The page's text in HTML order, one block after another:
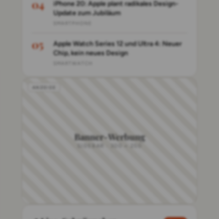
iPhone 20: Apple plant radikales Design-
Update zum Jubiläum
Apple Watch Series 12 und Ultra 4: Neuer
Chip, kein neues Design
Banner-Werbung